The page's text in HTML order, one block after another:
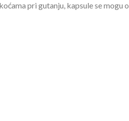
pri gutanju, kapsule se